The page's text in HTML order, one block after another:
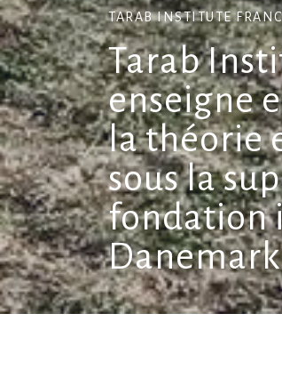
TARAB INSTITUTE
Tarab
enseigne
la théorie
sous la
fondation